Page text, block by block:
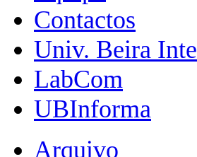
Contactos
Univ. Beira
LabCom
UBInforma
Arquivo